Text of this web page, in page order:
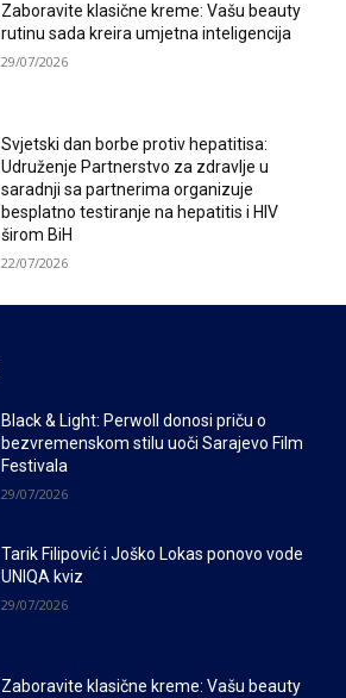
Zaboravite klasične kreme: Vašu beauty
rutinu sada kreira umjetna inteligencija
29/07/2026
Svjetski dan borbe protiv hepatitisa:
Udruženje Partnerstvo za zdravlje u
saradnji sa partnerima organizuje
besplatno testiranje na hepatitis i HIV
širom BiH
22/07/2026
Black & Light: Perwoll donosi priču o
bezvremenskom stilu uoči Sarajevo Film
Festivala
29/07/2026
Tarik Filipović i Joško Lokas ponovo vode
UNIQA kviz
29/07/2026
Zaboravite klasične kreme: Vašu beauty